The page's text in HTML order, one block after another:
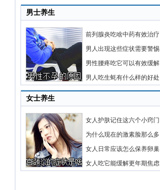
男士养生
前列腺炎吃啥中药有效治疗
男人出现这些症状需要警惕
男性腰疼吃它可以有效缓解
男人吃生蚝有什么样的好处
女士养生
女人护肤记住这六个小窍门
为什么现在的激素脸那么多
女人日常应该怎么保养卵巢
女人吃它能缓解更年期焦虑